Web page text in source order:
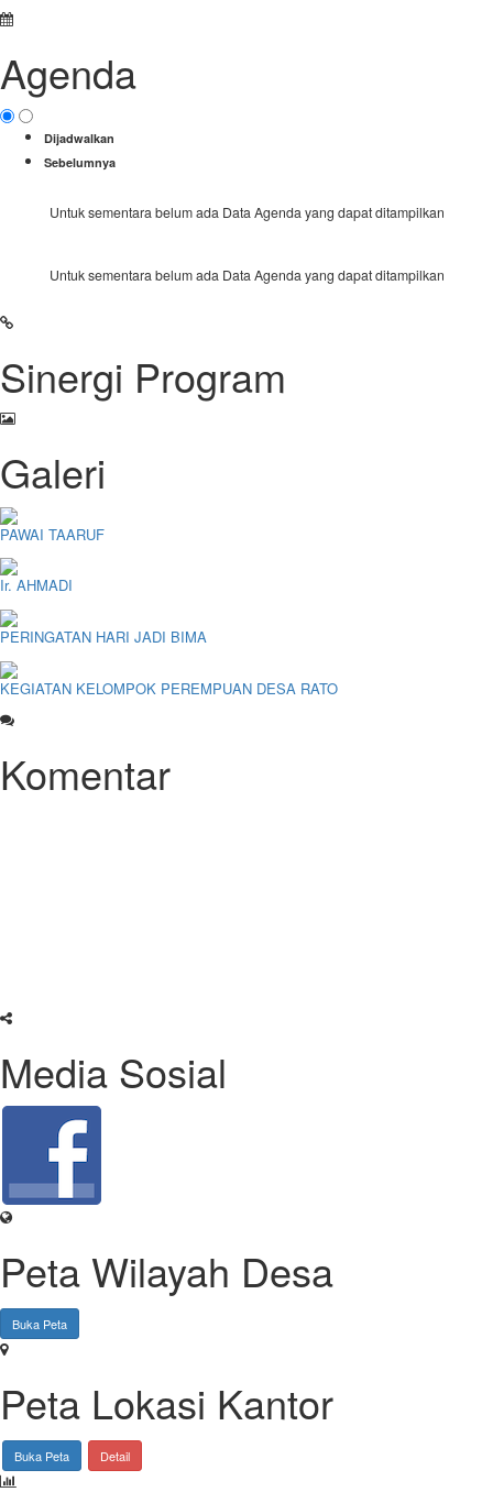
Agenda
Dijadwalkan
Sebelumnya
Untuk sementara belum ada Data Agenda yang dapat ditampilkan
Untuk sementara belum ada Data Agenda yang dapat ditampilkan
Sinergi Program
Galeri
PAWAI TAARUF
Ir. AHMADI
PERINGATAN HARI JADI BIMA
KEGIATAN KELOMPOK PEREMPUAN DESA RATO
Komentar
Media Sosial
Peta Wilayah Desa
+
Buka Peta
Peta Lokasi Kantor
+
Buka Peta
Detail